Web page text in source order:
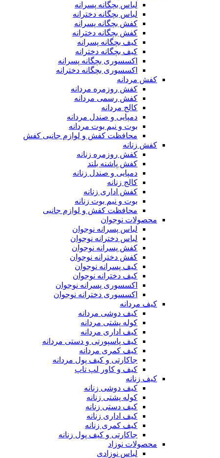
لباس بچگانه پسرانه
لباس بچگانه دخترانه
کفش بچگانه پسرانه
کفش بچگانه دخترانه
کیف بچگانه پسرانه
کیف بچگانه دخترانه
اکسسوری بچگانه پسرانه
اکسسوری بچگانه دخترانه
کفش مردانه
کفش روزمره مردانه
کفش رسمی مردانه
کالج مردانه
دمپایی و صندل مردانه
بوت و نیم بوت مردانه
محافظت کفش و لوازم جانبی کفش
کفش زنانه
کفش روزمره زنانه
کفش پاشنه بلند
دمپایی و صندل زنانه
کالج زنانه
کفش اداری زنانه
بوت و نیم بوت زنانه
محافظت کفش و لوازم جانبی
محصولات نوجوان
لباس پسرانه نوجوان
لباس دخترانه نوجوان
کفش پسرانه نوجوان
کفش دخترانه نوجوان
کیف پسرانه نوجوان
کیف دخترانه نوجوان
اکسسوری پسرانه نوجوان
اکسسوری دخترانه نوجوان
کیف مردانه
کیف دوشی مردانه
کوله پشتی مردانه
کیف اداری مردانه
کیف پاسپورتی و دستی مردانه
کیف کمری مردانه
جاکارتی و کیف پول مردانه
کیف و کاور لپ تاپ
کیف زنانه
کیف دوشی زنانه
کوله پشتی زنانه
کیف دستی زنانه
کیف اداری زنانه
کیف کمری زنانه
جاکارتی و کیف پول زنانه
محصولات نوزاد
لباس نوزادی